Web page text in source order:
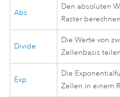
Abs
Den absoluten
Raster
Divide
Die Werte von
Zellenbasis
Exp
Die
Zellen in einem